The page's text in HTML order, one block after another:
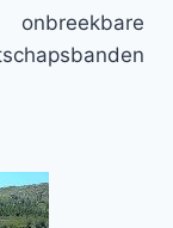
onbreekbare